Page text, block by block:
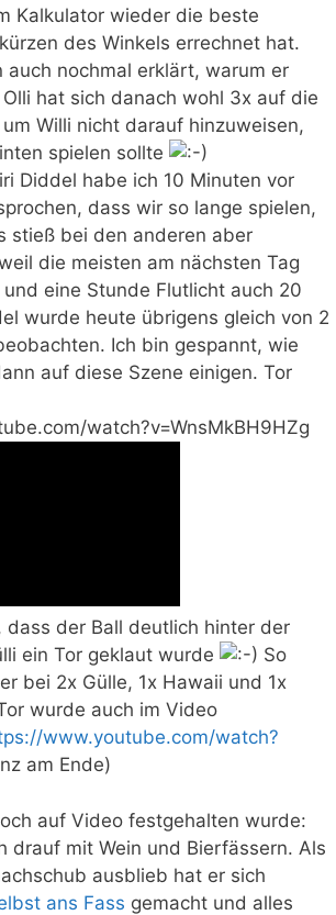
Kalkulator wieder die beste
des Winkels errechnet hat.
auch nochmal erklärt, warum er
hat sich danach wohl 3x auf die
Willi nicht darauf hinzuweisen,
spielen sollte
Diddel habe ich 10 Minuten vor
dass wir so lange spielen,
stieß bei den anderen aber
die meisten am nächsten Tag
eine Stunde Flutlicht auch 20
wurde heute übrigens gleich von 2
Ich bin gespannt, wie
auf diese Szene einigen. Tor
watch?v=WnsMkBH9HZg
dass der Ball deutlich hinter der
ein Tor geklaut wurde
So
bei 2x Gülle, 1x Hawaii und 1x
wurde auch im Video
www.youtube.com/watch?
am Ende)
auf Video festgehalten wurde:
drauf mit Wein und Bierfässern. Als
ausblieb hat er sich
ans Fass gemacht und alles